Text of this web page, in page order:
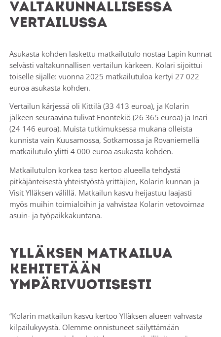
valtakunnallisessa
vertailussa
Asukasta kohden laskettu matkailutulo nostaa Lapin kunnat
selvästi valtakunnallisen vertailun kärkeen. Kolari sijoittui
toiselle sijalle: vuonna 2025 matkailutuloa kertyi 27 022
euroa asukasta kohden.
Vertailun kärjessä oli Kittilä (33 413 euroa), ja Kolarin
jälkeen seuraavina tulivat Enontekiö (26 365 euroa) ja Inari
(24 146 euroa). Muista tutkimuksessa mukana olleista
kunnista vain Kuusamossa, Sotkamossa ja Rovaniemellä
matkailutulo ylitti 4 000 euroa asukasta kohden.
Matkailutulon korkea taso kertoo alueella tehdystä
pitkäjänteisestä yhteistyöstä yrittäjien, Kolarin kunnan ja
Visit Ylläksen välillä. Matkailun kasvu heijastuu laajasti
myös muihin toimialoihin ja vahvistaa Kolarin vetovoimaa
asuin- ja työpaikkakuntana.
Ylläksen matkailua
kehitetään
ympärivuotisesti
“Kolarin matkailun kasvu kertoo Ylläksen alueen vahvasta
kilpailukyvystä. Olemme onnistuneet säilyttämään